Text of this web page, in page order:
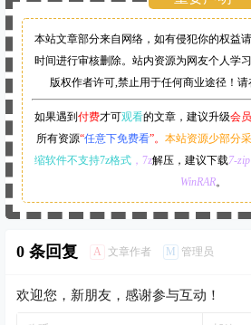
本站文章部分来自网络，如有侵犯你的权益
时间进行审核删除。站内资源为网友个人学
版权作者许可,禁止用于任何商业途径！请
如果遇到付费才可观看的文章，建议升级会
所有资源“任意下免费看”。 本站资源少部分
缩软件不支持7z格式，7z解压，建议下载7-zip
WinRAR。
0 条回复 A 文章作者 M 管理员
欢迎您，新朋友，感谢参与互动！